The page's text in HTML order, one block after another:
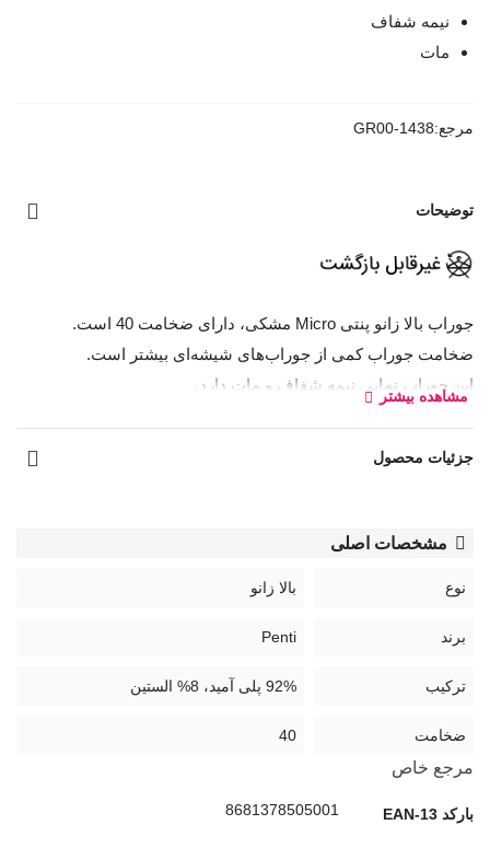
نیمه شفاف
مات
مرجع:GR00-1438
توضیحات
جوراب بالا زانو پنتی Micro مشکی، دارای ضخامت 40 است.
ضخامت جوراب کمی از جوراب‌های شیشه‌ای بیشتر است.
این جوراب نمایی نیمه شفاف و مات دارد.
در صورت نیاز به راهنمایی بیشتر از «چت آنلاین» سایت کمک
بگیرید.
Mikro
راهنمای نگهداری جوراب:
مشاهده بیشتر
جزئیات محصول
مشخصات اصلی
نوع بالا زانو
برند Penti
ترکیب 92% پلی آمید، 8% الستین
ضخامت 40
مرجع خاص
بارکد EAN-13 8681378505001